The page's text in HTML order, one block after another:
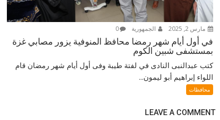
مارس 2, 2025 الجمهورية 0
في أول أيام شهر رمضا محافظ المنوفية يزور مصابي غزة
بمستشفى شبين الكوم
كتب عبدالنبى النادى في لفتة طيبة وفى أول أيام شهر رمضان قام
اللواء إبراهيم أبو ليمون...
محافظات
LEAVE A COMMENT